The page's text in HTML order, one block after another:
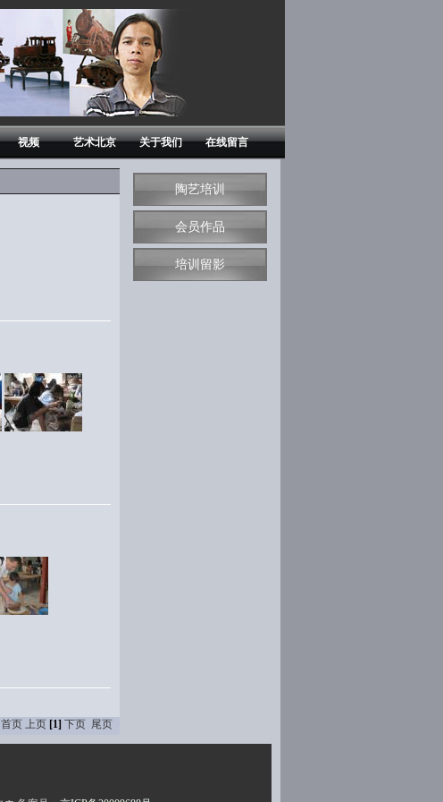
视频 艺术北京 关于我们 在线留言
首页 上页 [1] 下页 尾页
陶艺培训
会员作品
培训留影